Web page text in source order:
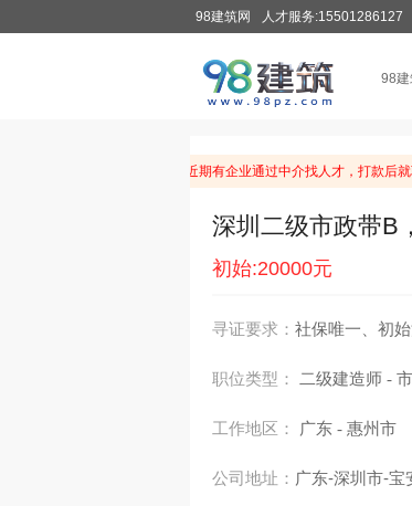
98建筑网 人才服务:15501286127
98建
温馨提示：由于近期有企业通过中介找人才，打款后
深圳二级市政带B
初始:20000元
寻证要求： 社保唯一、初
职位类型： 二级建造师 -
工作地区： 广东 - 惠州市
公司地址： 广东-深圳市-宝